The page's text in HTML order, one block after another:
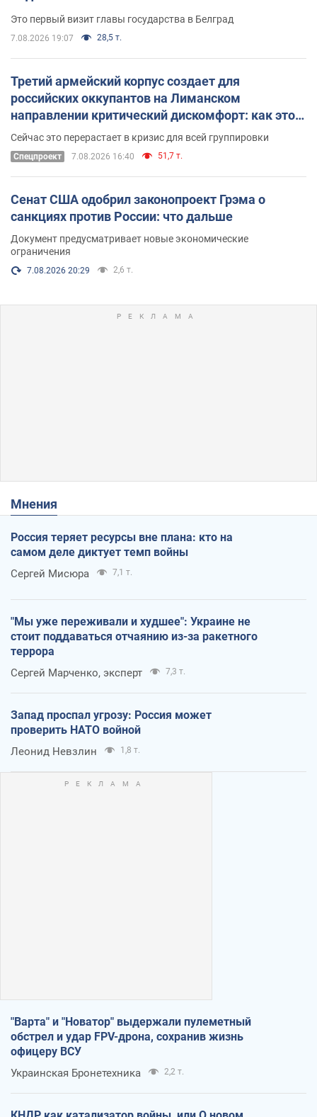
Это первый визит главы государства в Белград
7.08.2026 19:07 28,5 т.
Третий армейский корпус создает для
российских оккупантов на Лиманском
направлении критический дискомфорт: как это
удалось
Сейчас это перерастает в кризис для всей группировки
Спецпроект 7.08.2026 16:40 51,7 т.
Сенат США одобрил законопроект Грэма о
санкциях против России: что дальше
Документ предусматривает новые экономические
ограничения
7.08.2026 20:29 2,6 т.
Мнения
Россия теряет ресурсы вне плана: кто на
самом деле диктует темп войны
Сергей Мисюра 7,1 т.
"Мы уже переживали и худшее": Украине не
стоит поддаваться отчаянию из-за ракетного
террора
Сергей Марченко, эксперт 7,3 т.
Запад проспал угрозу: Россия может
проверить НАТО войной
Леонид Невзлин 1,8 т.
"Варта" и "Новатор" выдержали пулеметный
обстрел и удар FPV-дрона, сохранив жизнь
офицеру ВСУ
Украинская Бронетехника 2,2 т.